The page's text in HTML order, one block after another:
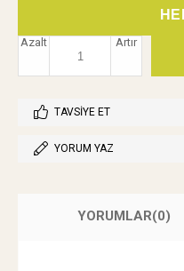
Artır
Azalt
TAVSIYE ET
YORUM YAZ
YORUMLAR(0)